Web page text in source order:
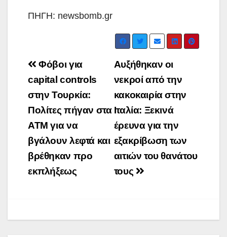
ΠΗΓΗ: newsbomb.gr
Post
navigation
Αυξήθηκαν οι
νεκροί από την
κακοκαιρία στην
Ιταλία: Ξεκινά
έρευνα για την
εξακρίβωση των
αιτιών του θανάτου
τους
Φόβοι για
capital controls
στην Τουρκία:
Πολίτες πήγαν στα
ATM για να
βγάλουν λεφτά και
βρέθηκαν προ
εκπλήξεως